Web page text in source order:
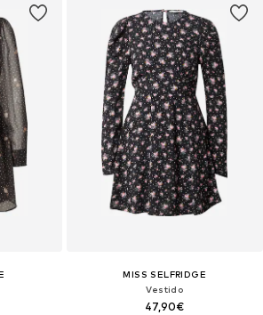
MISS SELFRIDGE
Vestido
47,90€